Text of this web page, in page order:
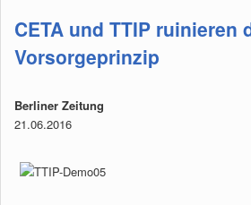
CETA und TTIP ruinieren
Vorsorgeprinzip
Berliner Zeitung
21.06.2016